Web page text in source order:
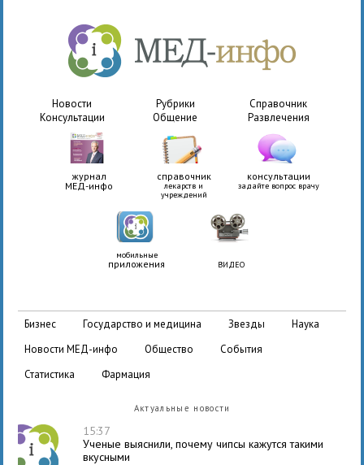
Новости Рубрики
Справочник
Консультации
Общение Развлечения
журнал
МЕД-инфо
справочник
лекарств и
учреждений
консультации
задайте вопрос врачу
мобильные
приложения ВИДЕО
бизнес государство и медицина звезды
наука
новости МЕД-инфо
общество
события
статистика
фармация
Актуальные новости
15:37
Ученые выяснили, почему чипсы кажутся такими
вкусными